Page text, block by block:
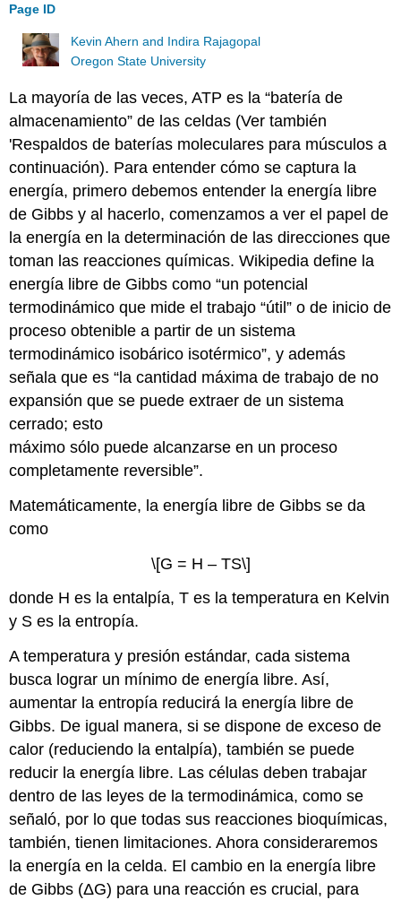
Page ID
Kevin Ahern and Indira Rajagopal
Oregon State University
La mayoría de las veces, ATP es la “batería de
almacenamiento” de las celdas (Ver también
'Respaldos de baterías moleculares para músculos a
continuación). Para entender cómo se captura la
energía, primero debemos entender la energía libre
de Gibbs y al hacerlo, comenzamos a ver el papel de
la energía en la determinación de las direcciones que
toman las reacciones químicas. Wikipedia define la
energía libre de Gibbs como “un potencial
termodinámico que mide el trabajo “útil” o de inicio de
proceso obtenible a partir de un sistema
termodinámico isobárico isotérmico”, y además
señala que es “la cantidad máxima de trabajo de no
expansión que se puede extraer de un sistema
cerrado; esto
máximo sólo puede alcanzarse en un proceso
completamente reversible”.
Matemáticamente, la energía libre de Gibbs se da
como
\[G = H – TS\]
donde H es la entalpía, T es la temperatura en Kelvin
y S es la entropía.
A temperatura y presión estándar, cada sistema
busca lograr un mínimo de energía libre. Así,
aumentar la entropía reducirá la energía libre de
Gibbs. De igual manera, si se dispone de exceso de
calor (reduciendo la entalpía), también se puede
reducir la energía libre. Las células deben trabajar
dentro de las leyes de la termodinámica, como se
señaló, por lo que todas sus reacciones bioquímicas,
también, tienen limitaciones. Ahora consideraremos
la energía en la celda. El cambio en la energía libre
de Gibbs (ΔG) para una reacción es crucial, para